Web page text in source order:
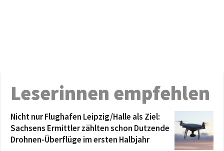
Leserinnen empfehlen
Nicht nur Flughafen Leipzig/Halle als Ziel:
Sachsens Ermittler zählten schon Dutzende
Drohnen-Überflüge im ersten Halbjahr